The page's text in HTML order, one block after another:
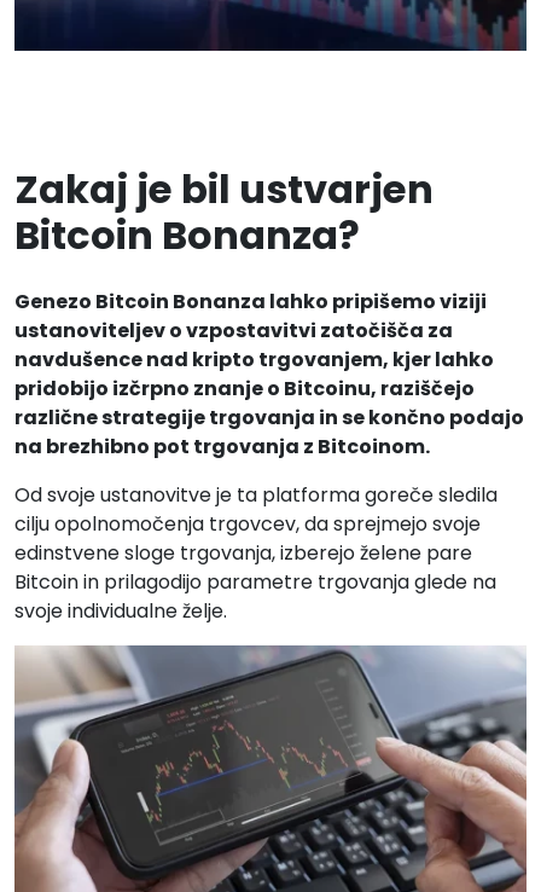
Zakaj je bil ustvarjen
Bitcoin Bonanza?
Genezo Bitcoin Bonanza lahko pripišemo viziji
ustanoviteljev o vzpostavitvi zatočišča za
navdušence nad kripto trgovanjem, kjer lahko
pridobijo izčrpno znanje o Bitcoinu, raziščejo
različne strategije trgovanja in se končno podajo
na brezhibno pot trgovanja z Bitcoinom.
Od svoje ustanovitve je ta platforma goreče sledila
cilju opolnomočenja trgovcev, da sprejmejo svoje
edinstvene sloge trgovanja, izberejo želene pare
Bitcoin in prilagodijo parametre trgovanja glede na
svoje individualne želje.